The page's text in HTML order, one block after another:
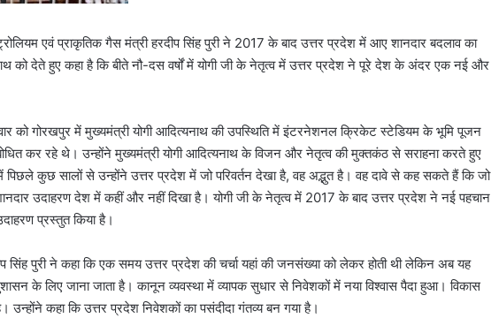
एवं प्राकृतिक गैस मंत्री हरदीप सिंह पुरी ने 2017 के बाद उत्तर प्रदेश में आए शानदार बदलाव का
को देते हुए कहा है कि बीते नौ-दस वर्षों में योगी जी के नेतृत्व में उत्तर प्रदेश ने पूरे देश के अंदर एक नई और
को गोरखपुर में मुख्यमंत्री योगी आदित्यनाथ की उपस्थिति में इंटरनेशनल क्रिकेट स्टेडियम के भूमि पूजन
कर रहे थे। उन्होंने मुख्यमंत्री योगी आदित्यनाथ के विजन और नेतृत्व की मुक्तकंठ से सराहना करते हुए
कुछ सालों से उन्होंने उत्तर प्रदेश में जो परिवर्तन देखा है, वह अद्भुत है। वह दावे से कह सकते हैं कि जो
उदाहरण देश में कहीं और नहीं दिखा है। योगी जी के नेतृत्व में 2017 के बाद उत्तर प्रदेश ने नई पहचान
प्रस्तुत किया है।
सिंह पुरी ने कहा कि एक समय उत्तर प्रदेश की चर्चा यहां की जनसंख्या को लेकर होती थी लेकिन अब यह
के लिए जाना जाता है। कानून व्यवस्था में व्यापक सुधार से निवेशकों में नया विश्वास पैदा हुआ। विकास
उन्होंने कहा कि उत्तर प्रदेश निवेशकों का पसंदीदा गंतव्य बन गया है।